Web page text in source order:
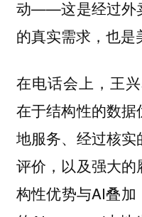
动——这是经过外
的真实需求，也是
在电话会上，王
在于结构性的数
地服务、经过核
评价，以及强大
构性优势与AI叠